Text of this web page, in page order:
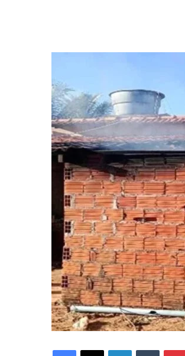
Facebook X Linkedin